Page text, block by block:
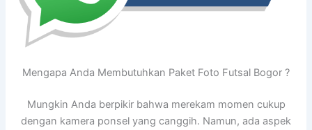
Mengapa Anda Membutuhkan Paket Foto Futsal Bogor ?
Mungkin Anda berpikir bahwa merekam momen cukup
dengan kamera ponsel yang canggih. Namun, ada aspek